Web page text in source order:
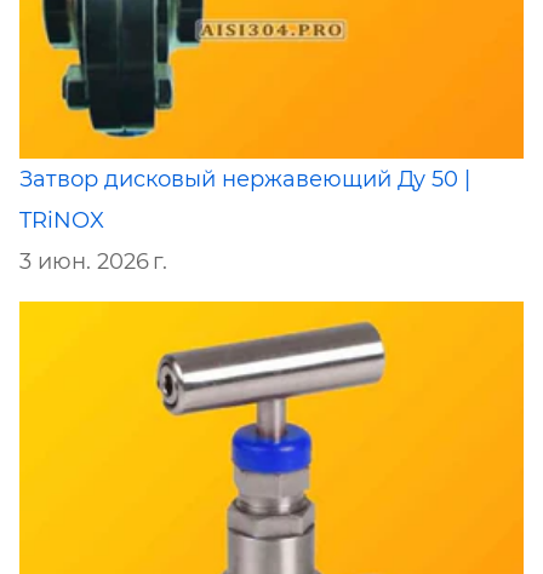
Затвор дисковый нержавеющий Ду 50 |
TRiNOX
3 июн. 2026 г.